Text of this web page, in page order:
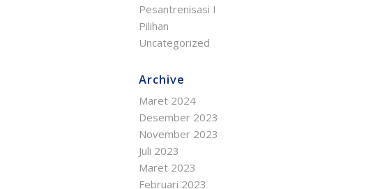
Pesantrenisasi I
Pilihan
Uncategorized
Archive
Maret 2024
Desember 2023
November 2023
Juli 2023
Maret 2023
Februari 2023